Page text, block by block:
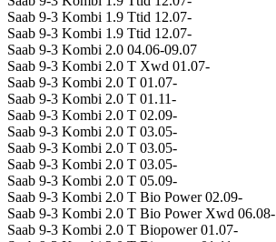
Saab 9-3 Kombi 1.9 Ttid 12.07-
Saab 9-3 Kombi 1.9 Ttid 12.07-
Saab 9-3 Kombi 2.0 04.06-09.07
Saab 9-3 Kombi 2.0 T Xwd 01.07-
Saab 9-3 Kombi 2.0 T 01.07-
Saab 9-3 Kombi 2.0 T 01.11-
Saab 9-3 Kombi 2.0 T 02.09-
Saab 9-3 Kombi 2.0 T 03.05-
Saab 9-3 Kombi 2.0 T 03.05-
Saab 9-3 Kombi 2.0 T 03.05-
Saab 9-3 Kombi 2.0 T 05.09-
Saab 9-3 Kombi 2.0 T Bio Power 02.09-
Saab 9-3 Kombi 2.0 T Bio Power Xwd 06.08-
Saab 9-3 Kombi 2.0 T Biopower 01.07-